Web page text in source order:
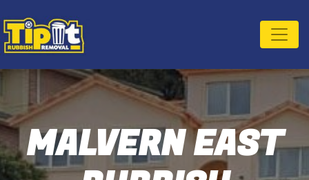
MALVERN EAST